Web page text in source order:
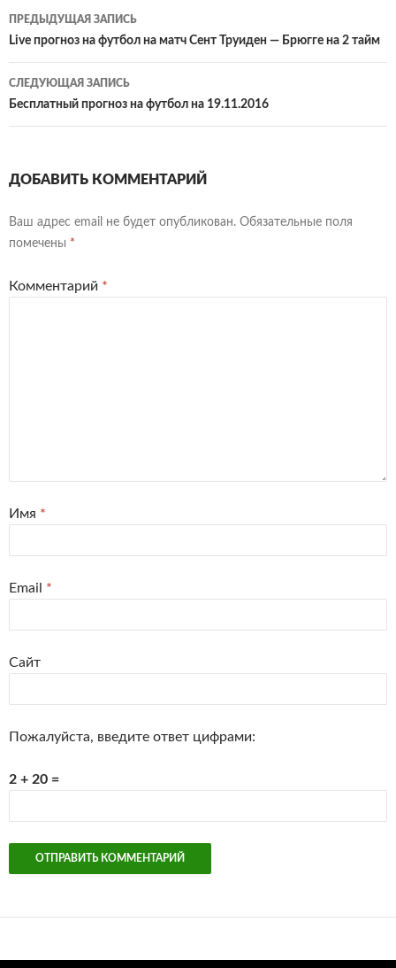
Навигация
по
записям
ПРЕДЫДУЩАЯ ЗАПИСЬ
Live прогноз на футбол на матч Сент Труиден — Брюгге на 2 тайм
СЛЕДУЮЩАЯ ЗАПИСЬ
Бесплатный прогноз на футбол на 19.11.2016
ДОБАВИТЬ КОММЕНТАРИЙ
Ваш адрес email не будет опубликован. Обязательные поля
помечены *
Комментарий *
Имя *
Email *
Сайт
Пожалуйста, введите ответ цифрами:
2 + 20 =